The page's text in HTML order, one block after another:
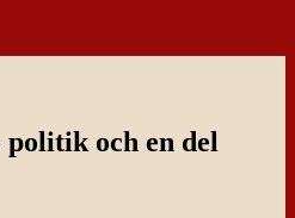
och en del